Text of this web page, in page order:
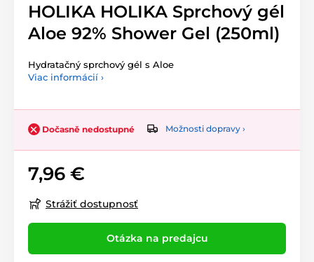
HOLIKA HOLIKA Sprchový gél
Aloe 92% Shower Gel (250ml)
Hydratačný sprchový gél s Aloe
Viac informácií ›
Dočasně nedostupné Možnosti dopravy ›
7,96 €
Strážiť dostupnosť
Otázka na predajcu